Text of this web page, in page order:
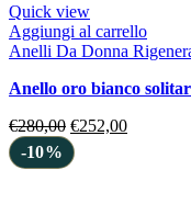
Quick view
Aggiungi al carrello
Anelli Da Donna
anello oro bianco
€280,00 €252,00
-10%